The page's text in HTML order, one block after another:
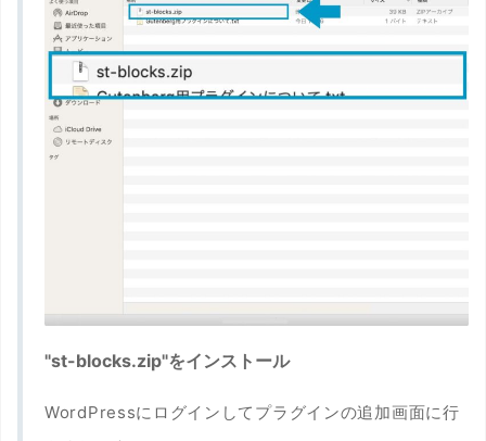
"st-blocks.zip"をインストール
WordPressにログインしてプラグインの追加画面に行